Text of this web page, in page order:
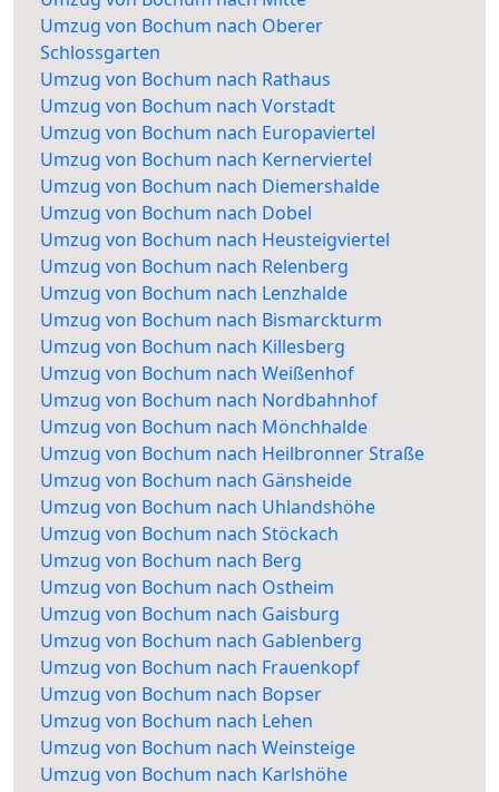
Umzug von Bochum nach Oberer
Schlossgarten
Umzug von Bochum nach Rathaus
Umzug von Bochum nach Vorstadt
Umzug von Bochum nach Europaviertel
Umzug von Bochum nach Kernerviertel
Umzug von Bochum nach Diemershalde
Umzug von Bochum nach Dobel
Umzug von Bochum nach Heusteigviertel
Umzug von Bochum nach Relenberg
Umzug von Bochum nach Lenzhalde
Umzug von Bochum nach Bismarckturm
Umzug von Bochum nach Killesberg
Umzug von Bochum nach Weißenhof
Umzug von Bochum nach Nordbahnhof
Umzug von Bochum nach Mönchhalde
Umzug von Bochum nach Heilbronner Straße
Umzug von Bochum nach Gänsheide
Umzug von Bochum nach Uhlandshöhe
Umzug von Bochum nach Stöckach
Umzug von Bochum nach Berg
Umzug von Bochum nach Ostheim
Umzug von Bochum nach Gaisburg
Umzug von Bochum nach Gablenberg
Umzug von Bochum nach Frauenkopf
Umzug von Bochum nach Bopser
Umzug von Bochum nach Lehen
Umzug von Bochum nach Weinsteige
Umzug von Bochum nach Karlshöhe